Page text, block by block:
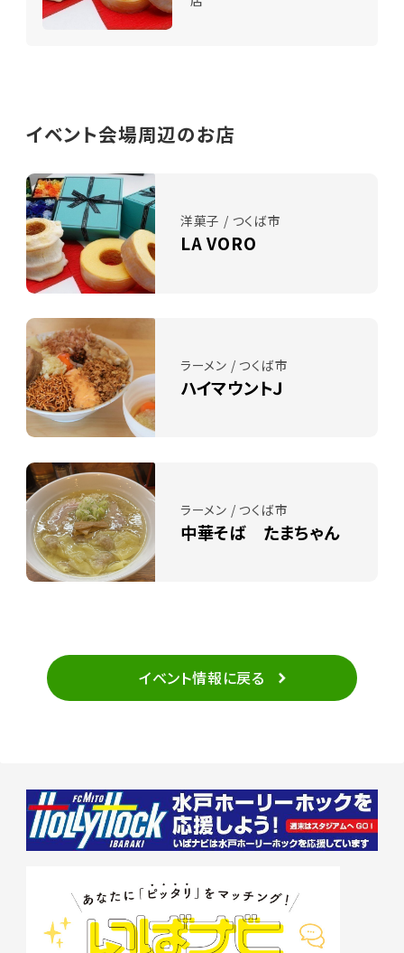
イベント会場周辺のお店
洋菓子 / つくば市
LA VORO
ラーメン / つくば市
ハイマウントＪ
ラーメン / つくば市
中華そば たまちゃん
イベント情報に戻る